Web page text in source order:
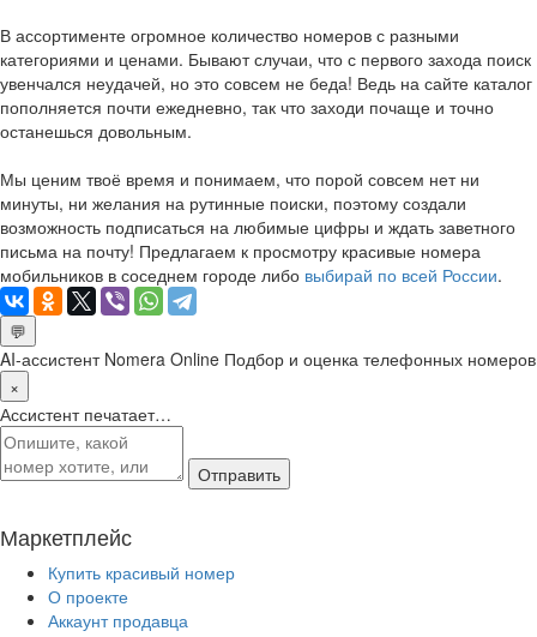
В ассортименте огромное количество номеров с разными
категориями и ценами. Бывают случаи, что с первого захода поиск
увенчался неудачей, но это совсем не беда! Ведь на сайте каталог
пополняется почти ежедневно, так что заходи почаще и точно
останешься довольным.
Мы ценим твоё время и понимаем, что порой совсем нет ни
минуты, ни желания на рутинные поиски, поэтому создали
возможность подписаться на любимые цифры и ждать заветного
письма на почту! Предлагаем к просмотру красивые номера
мобильников в соседнем городе либо выбирай по всей России.
💬
AI-ассистент Nomera Online Подбор и оценка телефонных номеров
×
Ассистент печатает…
Отправить
Маркетплейс
Купить красивый номер
О проекте
Аккаунт продавца